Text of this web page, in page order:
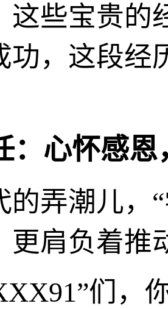
这些宝贵的
功，这段经
：心怀感
的弄潮儿，
更肩负着推
们，